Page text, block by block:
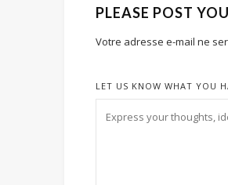
PLEASE POST
Votre adresse e-mail ne
LET US KNOW WHAT YOU